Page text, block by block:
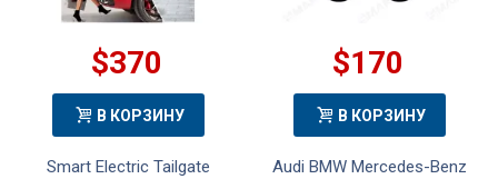
$370
В КОРЗИНУ
Smart Electric Tailgate
$170
В КОРЗИНУ
Audi BMW Mercedes-Benz